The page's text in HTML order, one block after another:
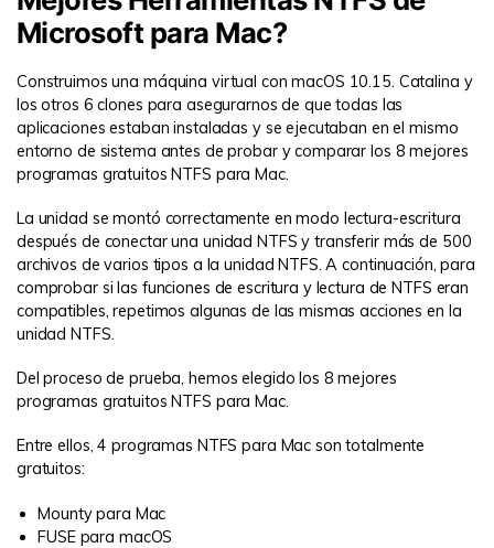
Microsoft para Mac?
Construimos una máquina virtual con macOS 10.15. Catalina y
los otros 6 clones para asegurarnos de que todas las
aplicaciones estaban instaladas y se ejecutaban en el mismo
entorno de sistema antes de probar y comparar los 8 mejores
programas gratuitos NTFS para Mac.
La unidad se montó correctamente en modo lectura-escritura
después de conectar una unidad NTFS y transferir más de 500
archivos de varios tipos a la unidad NTFS. A continuación, para
comprobar si las funciones de escritura y lectura de NTFS eran
compatibles, repetimos algunas de las mismas acciones en la
unidad NTFS.
Del proceso de prueba, hemos elegido los 8 mejores
programas gratuitos NTFS para Mac.
Entre ellos, 4 programas NTFS para Mac son totalmente
gratuitos:
Mounty para Mac
FUSE para macOS